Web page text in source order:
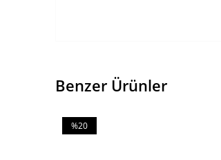
Benzer Ürünler
%20